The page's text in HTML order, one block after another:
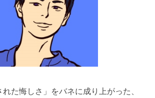
れた悔しさ」をバネに成り上がった、